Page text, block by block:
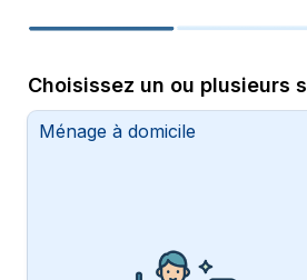
Choisissez un ou plusieurs
Ménage à domicile